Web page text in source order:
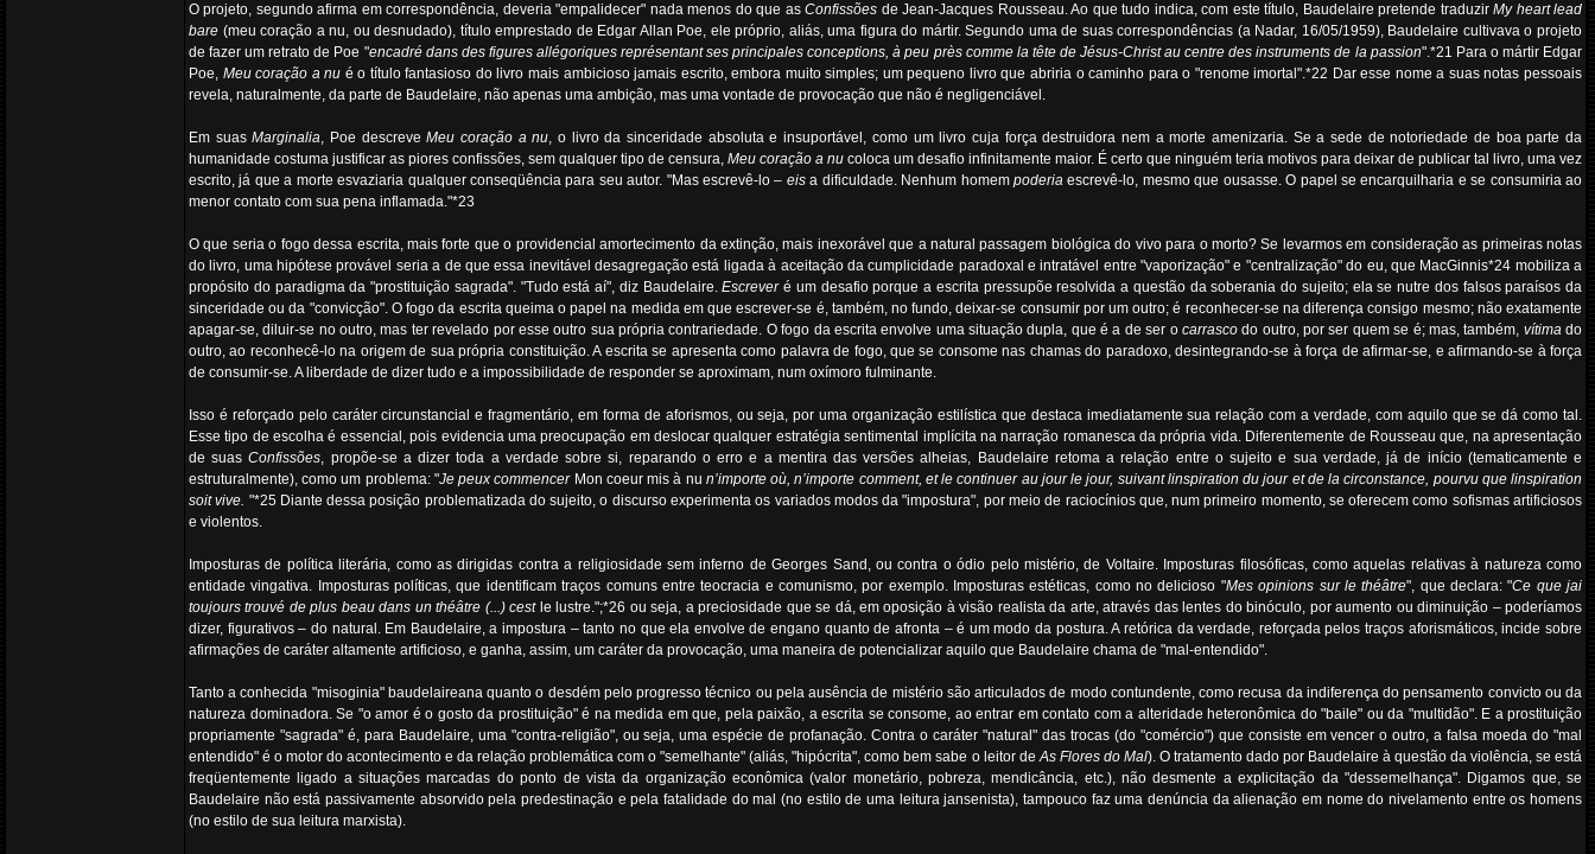
O projeto, segundo afirma em correspondência, deveria "empalidecer" nada menos do que asConfissões de Jean-Jacques Rousseau. Ao que tudo indica, com este título, Baudelaire pretende traduzirMy heart lead
bare (meu coração a nu, ou desnudado), título emprestado de Edgar Allan Poe, ele próprio, aliás, uma figura do mártir. Segundo uma de suas correspondências (a Nadar, 16/05/1959), Baudelaire cultivava o projeto
de fazer um retrato de Poe "encadré dans des figures allégoriques représentant ses principales conceptions, à peu près comme la tête de Jésus-Christ au centre des instruments de la passion".*21 Para o mártir Edgar
Poe, Meu coração a nu é o título fantasioso do livro mais ambicioso jamais escrito, embora muito simples; um pequeno livro que abriria o caminho para o "renome imortal".*22 Dar esse nome a suas notas pessoais
revela, naturalmente, da parte de Baudelaire, não apenas uma ambição, mas uma vontade de provocação que não é negligenciável.
Em suasMarginalia, Poe descreveMeu coração a nu, o livro da sinceridade absoluta e insuportável, como um livro cuja força destruidora nem a morte amenizaria. Se a sede de notoriedade de boa parte da
humanidade costuma justificar as piores confissões, sem qualquer tipo de censura, Meu coração a nu coloca um desafio infinitamente maior. É certo que ninguém teria motivos para deixar de publicar tal livro, uma vez
escrito, já que a morte esvaziaria qualquer conseqüência para seu autor. "Mas escrevê-lo – eisa dificuldade. Nenhum homem poderiaescrevê-lo, mesmo que ousasse. O papel se encarquilharia e se consumiria ao
menor contato com sua pena inflamada."*23
O que seria o fogo dessa escrita, mais forte que o providencial amortecimento da extinção, mais inexorável que a natural passagem biológica do vivo para o morto? Se levarmos em consideração as primeiras notas
do livro, uma hipótese provável seria a de que essa inevitável desagregação está ligada à aceitação da cumplicidade paradoxal e intratável entre "vaporização" e "centralização" do eu, que MacGinnis*24 mobiliza a
propósito do paradigma da "prostituição sagrada". "Tudo está aí", diz Baudelaire.Escreveré um desafio porque a escrita pressupõe resolvida a questão da soberania do sujeito; ela se nutre dos falsos paraísos da
sinceridade ou da "convicção". O fogo da escrita queima o papel na medida em que escrever-se é, também, no fundo, deixar-se consumir por um outro; é reconhecer-se na diferença consigo mesmo; não exatamente
apagar-se, diluir-se no outro, mas ter revelado por esse outro sua própria contrariedade. O fogo da escrita envolve uma situação dupla, que é a de ser o carrascodo outro, por ser quem se é; mas, também, vítimado
outro, ao reconhecê-lo na origem de sua própria constituição. A escrita se apresenta como palavra de fogo, que se consome nas chamas do paradoxo, desintegrando-se à força de afirmar-se, e afirmando-se à força
de consumir-se. A liberdade de dizer tudo e a impossibilidade de responder se aproximam, num oxímoro fulminante.
Isso é reforçado pelo caráter circunstancial e fragmentário, em forma de aforismos, ou seja, por uma organização estilística que destaca imediatamente sua relação com a verdade, com aquilo que se dá como tal.
Esse tipo de escolha é essencial, pois evidencia uma preocupação em deslocar qualquer estratégia sentimental implícita na narração romanesca da própria vida. Diferentemente de Rousseau que, na apresentação
de suasConfissões, propõe-se a dizer toda a verdade sobre si, reparando o erro e a mentira das versões alheias, Baudelaire retoma a relação entre o sujeito e sua verdade, já de início (tematicamente e
estruturalmente), como um problema: "Je peux commencerMon coeur mis à nu n’importe où, n’importe comment, et le continuer au jour le jour, suivant linspiration du jour et de la circonstance, pourvu que linspiration
soit vive. "*25 Diante dessa posição problematizada do sujeito, o discurso experimenta os variados modos da "impostura", por meio de raciocínios que, num primeiro momento, se oferecem como sofismas artificiosos
e violentos.
Imposturas de política literária, como as dirigidas contra a religiosidade sem inferno de Georges Sand, ou contra o ódio pelo mistério, de Voltaire. Imposturas filosóficas, como aquelas relativas à natureza como
entidade vingativa. Imposturas políticas, que identificam traços comuns entre teocracia e comunismo, por exemplo. Imposturas estéticas, como no delicioso "Mes opinions sur le théâtre", que declara: "Ce que jai
toujours trouvé de plus beau dans un théâtre (...) cestle lustre.";*26 ou seja, a preciosidade que se dá, em oposição à visão realista da arte, através das lentes do binóculo, por aumento ou diminuição – poderíamos
dizer, figurativos – do natural. Em Baudelaire, a impostura – tanto no que ela envolve de engano quanto de afronta – é um modo da postura. A retórica da verdade, reforçada pelos traços aforismáticos, incide sobre
afirmações de caráter altamente artificioso, e ganha, assim, um caráter da provocação, uma maneira de potencializar aquilo que Baudelaire chama de "mal-entendido".
Tanto a conhecida "misoginia" baudelaireana quanto o desdém pelo progresso técnico ou pela ausência de mistério são articulados de modo contundente, como recusa da indiferença do pensamento convicto ou da
natureza dominadora. Se "o amor é o gosto da prostituição" é na medida em que, pela paixão, a escrita se consome, ao entrar em contato com a alteridade heteronômica do "baile" ou da "multidão". E a prostituição
propriamente "sagrada" é, para Baudelaire, uma "contra-religião", ou seja, uma espécie de profanação. Contra o caráter "natural" das trocas (do "comércio") que consiste em vencer o outro, a falsa moeda do "mal
entendido" é o motor do acontecimento e da relação problemática com o "semelhante" (aliás, "hipócrita", como bem sabe o leitor deAs Flores do Mal). O tratamento dado por Baudelaire à questão da violência, se está
freqüentemente ligado a situações marcadas do ponto de vista da organização econômica (valor monetário, pobreza, mendicância, etc.), não desmente a explicitação da "dessemelhança". Digamos que, se
Baudelaire não está passivamente absorvido pela predestinação e pela fatalidade do mal (no estilo de uma leitura jansenista), tampouco faz uma denúncia da alienação em nome do nivelamento entre os homens
(no estilo de sua leitura marxista).